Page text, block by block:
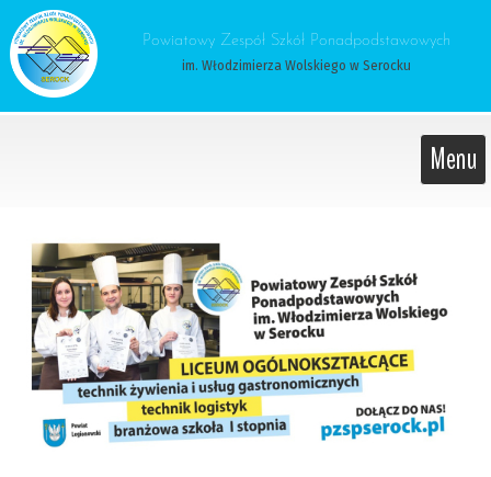
Powiatowy Zespół Szkół Ponadpodstawowych
im. Włodzimierza Wolskiego w Serocku
Menu